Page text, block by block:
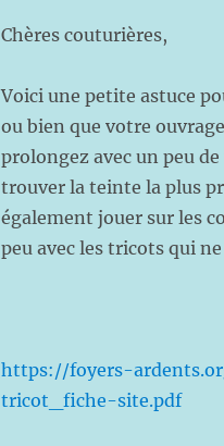
Chères couturières,
Voici une petite astuce
ou bien que votre
prolongez avec un peu
trouver la teinte la plus
également jouer sur les
peu avec les tricots qui
https://foyers-
tricot_fiche-site.pdf